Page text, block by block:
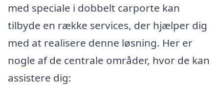
med speciale i dobbelt carporte kan
tilbyde en række services, der hjælper dig
med at realisere denne løsning. Her er
nogle af de centrale områder, hvor de kan
assistere dig: